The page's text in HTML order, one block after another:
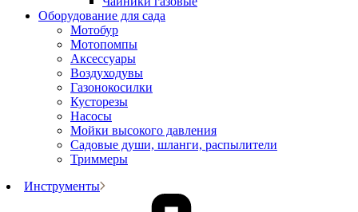
Оборудование для сада
Мотобур
Мотопомпы
Аксессуары
Воздуходувы
Газонокосилки
Кусторезы
Насосы
Мойки высокого давления
Садовые души, шланги, распылители
Триммеры
Инструменты